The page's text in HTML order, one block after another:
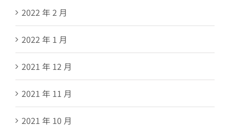
2022 年 2 月
2022 年 1 月
2021 年 12 月
2021 年 11 月
2021 年 10 月